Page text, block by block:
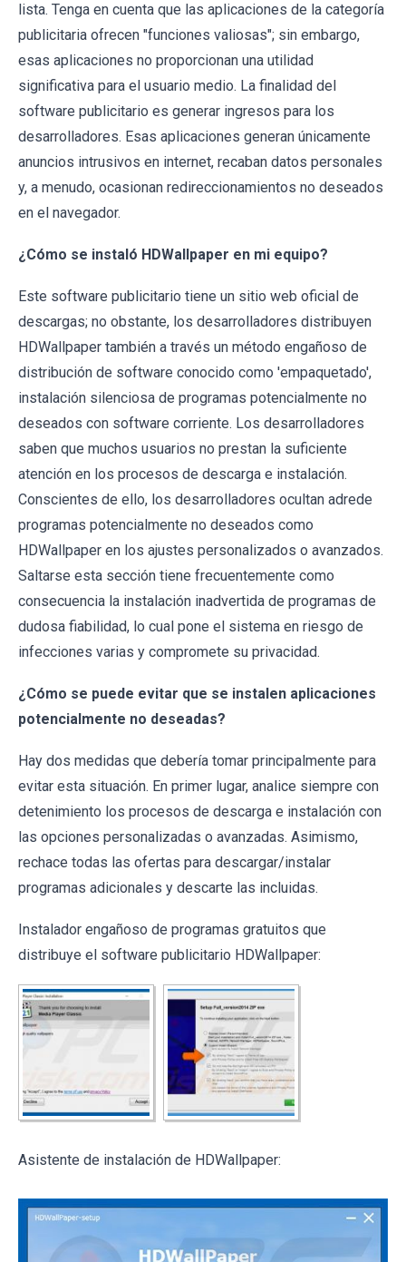
lista. Tenga en cuenta que las aplicaciones de la categoría
publicitaria ofrecen "funciones valiosas"; sin embargo,
esas aplicaciones no proporcionan una utilidad
significativa para el usuario medio. La finalidad del
software publicitario es generar ingresos para los
desarrolladores. Esas aplicaciones generan únicamente
anuncios intrusivos en internet, recaban datos personales
y, a menudo, ocasionan redireccionamientos no deseados
en el navegador.
¿Cómo se instaló HDWallpaper en mi equipo?
Este software publicitario tiene un sitio web oficial de
descargas; no obstante, los desarrolladores distribuyen
HDWallpaper también a través un método engañoso de
distribución de software conocido como 'empaquetado',
instalación silenciosa de programas potencialmente no
deseados con software corriente. Los desarrolladores
saben que muchos usuarios no prestan la suficiente
atención en los procesos de descarga e instalación.
Conscientes de ello, los desarrolladores ocultan adrede
programas potencialmente no deseados como
HDWallpaper en los ajustes personalizados o avanzados.
Saltarse esta sección tiene frecuentemente como
consecuencia la instalación inadvertida de programas de
dudosa fiabilidad, lo cual pone el sistema en riesgo de
infecciones varias y compromete su privacidad.
¿Cómo se puede evitar que se instalen aplicaciones
potencialmente no deseadas?
Hay dos medidas que debería tomar principalmente para
evitar esta situación. En primer lugar, analice siempre con
detenimiento los procesos de descarga e instalación con
las opciones personalizadas o avanzadas. Asimismo,
rechace todas las ofertas para descargar/instalar
programas adicionales y descarte las incluidas.
Instalador engañoso de programas gratuitos que
distribuye el software publicitario HDWallpaper:
Asistente de instalación de HDWallpaper: